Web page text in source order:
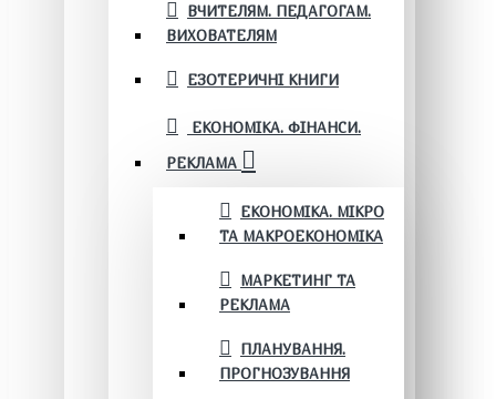
ВЧИТЕЛЯМ. ПЕДАГОГАМ.
ВИХОВАТЕЛЯМ
ЕЗОТЕРИЧНІ КНИГИ
ЕКОНОМІКА. ФІНАНСИ.
РЕКЛАМА
ЕКОНОМІКА. МІКРО
ТА МАКРОЕКОНОМІКА
МАРКЕТИНГ ТА
РЕКЛАМА
ПЛАНУВАННЯ.
ПРОГНОЗУВАННЯ